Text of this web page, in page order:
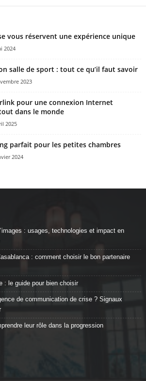
vous réservent une expérience unique
2024
salle de sport : tout ce qu’il faut savoir
2023
pour une connexion Internet
dans le monde
2025
parfait pour les petites chambres
2024
: usages, technologies et impact en
: comment choisir le bon partenaire
: le guide pour bien choisir
de communication de crise ? Signaux
leur rôle dans la progression